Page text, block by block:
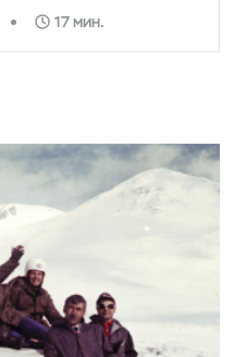
17 мин.